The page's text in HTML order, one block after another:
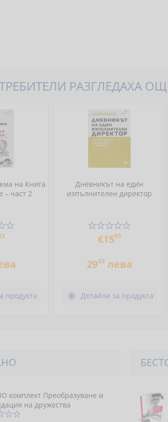
РАЗГЛЕДАХА
на Книга
– част 2
продукта
Дневникът на един
изпълнителен директор
€1505
2943лева
 Детайли за продукта
комплект Преобразуване и
на дружества